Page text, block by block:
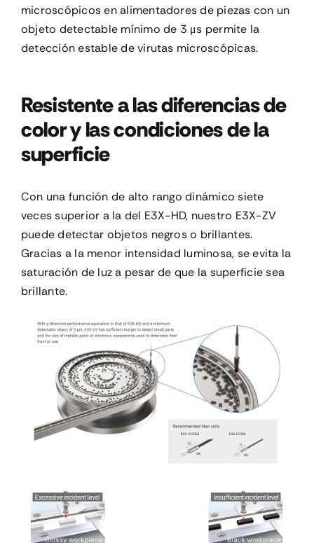
microscópicos en alimentadores de piezas con un
objeto detectable mínimo de 3 μs permite la
detección estable de virutas microscópicas.
Resistente a las diferencias de
color y las condiciones de la
superficie
Con una función de alto rango dinámico siete
veces superior a la del E3X-HD, nuestro E3X-ZV
puede detectar objetos negros o brillantes.
Gracias a la menor intensidad luminosa, se evita la
saturación de luz a pesar de que la superficie sea
brillante.